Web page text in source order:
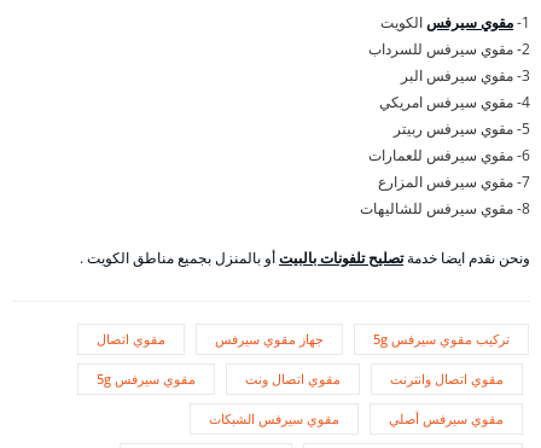
1- مقوي سيرفسالكويت
2- مقوي سيرفس للسرداب
3- مقوي سيرفس البر
4- مقوي سيرفس امريكي
5- مقوي سيرفس ربيتر
6- مقوي سيرفس للعمارات
7- مقوي سيرفس المزارع
8- مقوي سيرفس للشاليهات
ونحن نقدم ايضا خدمةتصليح تلفونات بالبيتأو بالمنزل بجميع مناطق الكويت .
تركيب مقوي سيرفس 5g جهاز مقوي سيرفس مقوي اتصال
مقوي اتصال وانترنت مقوي اتصال ونت مقوي سيرفس 5g
مقوي سيرفس أصلي مقوي سيرفس الشبكات